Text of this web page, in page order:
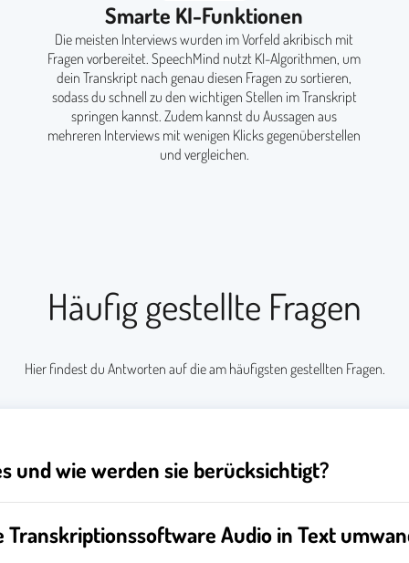
Smarte KI-Funktionen
Die meisten Interviews wurden im Vorfeld akribisch mit
Fragen vorbereitet. SpeechMind nutzt KI-Algorithmen, um
dein Transkript nach genau diesen Fragen zu sortieren,
sodass du schnell zu den wichtigen Stellen im Transkript
springen kannst. Zudem kannst du Aussagen aus
mehreren Interviews mit wenigen Klicks gegenüberstellen
und vergleichen.
Häufig gestellte Fragen
Hier findest du Antworten auf die am häufigsten gestellten Fragen.
und wie werden sie berücksichtigt?
Audio in Text